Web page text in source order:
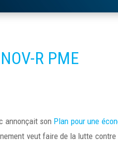
R PME
annonçait son Plan pour une
veut faire de la lutte